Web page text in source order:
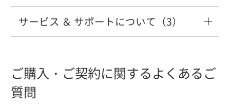
【明細】画面で表示されている部品番号
の後ろに、「*」マークが表示されていま
【明細】見積書の明細欄に何かコメント
見積を開く際に「車種データの有効期限
コグニセブン起動時に「指定されたセク
【ワークスペース容量拡大】ワークスペ
ースの容量を拡大したい
【ワークスペース容量拡大】自動バック
アップしたファイルのダウンロード方法
アカウント登録時に「メールアドレスが
「セキュリティコードが一致しません」
コグニセブンからコグニフォトベースへ
画像や見積書を伝送したい
コグニセブンからコグニフォトベースに
連携できない
ワークスペースを初めて利用する場合の
事前準備を知りたい。
ワークスペースの残容量が少なくなった
場合の対応方法を知りたい。
コグニフォトベースモバイルのパスワー
ドがわからない
デバイス登録できるスマートフォンの台
数に制限があるか知りたい。
表示される。
撮影のときに完了ボタンが押せない。
高さ測定機能を使った写真の撮り方を知
りたい
写真を削除したい
のに「送信を中止しました」と 表示され
る
プッシュ通知が届いた場合の対応方法を
サービス ＆ サポートについて（3）
コグニセブン、アセスプロⅡの操作に困
ご購入・ご契約に関するよくあるご
質問